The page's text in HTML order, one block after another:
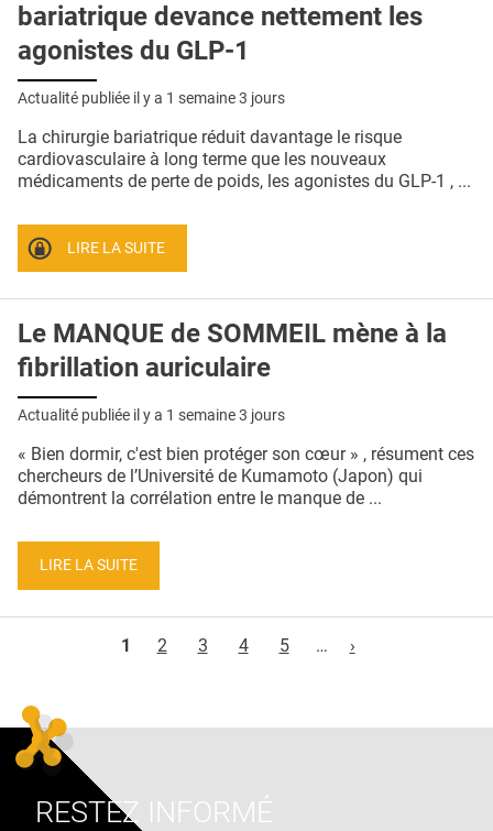
bariatrique devance nettement les
agonistes du GLP-1
Actualité publiée il y a 1 semaine 3 jours
La chirurgie bariatrique réduit davantage le risque
cardiovasculaire à long terme que les nouveaux
médicaments de perte de poids, les agonistes du GLP-1 , ...
LIRE LA SUITE
Le MANQUE de SOMMEIL mène à la
fibrillation auriculaire
Actualité publiée il y a 1 semaine 3 jours
« Bien dormir, c'est bien protéger son cœur » , résument ces
chercheurs de l’Université de Kumamoto (Japon) qui
démontrent la corrélation entre le manque de ...
LIRE LA SUITE
1
2 3 4 5 … ›
RESTEZ INFORMÉ